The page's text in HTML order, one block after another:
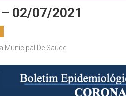
02/07/2021
Municipal De Saúde